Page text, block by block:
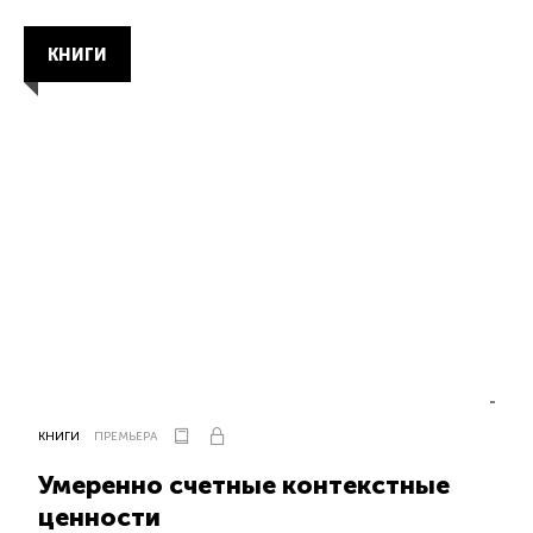
КНИГИ
КНИГИ ПРЕМЬЕРА
Умеренно счетные контекстные
ценности